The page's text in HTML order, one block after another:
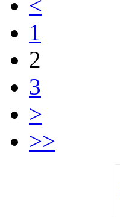
1
2
3
>
>>